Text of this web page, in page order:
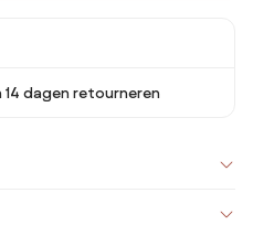
dagen retourneren